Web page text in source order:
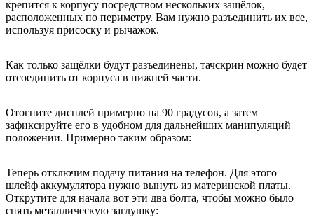
крепится к корпусу посредством нескольких защёлок,
расположенных по периметру. Вам нужно разъединить их все,
используя присоску и рычажок.
Как только защёлки будут разъединены, тачскрин можно будет
отсоединить от корпуса в нижней части.
Отогните дисплей примерно на 90 градусов, а затем
зафиксируйте его в удобном для дальнейших манипуляций
положении. Примерно таким образом:
Теперь отключим подачу питания на телефон. Для этого
шлейф аккумулятора нужно вынуть из материнской платы.
Открутите для начала вот эти два болта, чтобы можно было
снять металлическую заглушку: